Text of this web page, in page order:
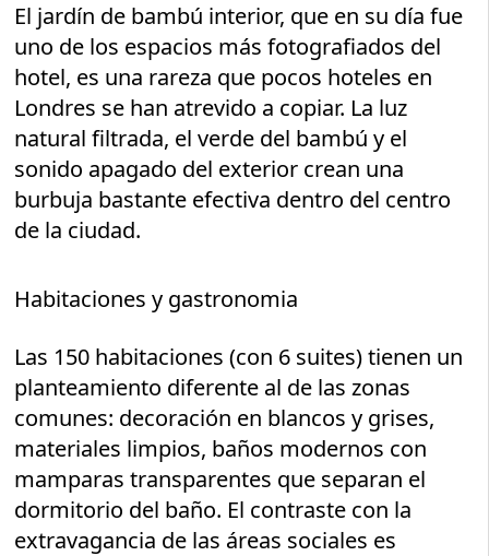
El jardín de bambú interior, que en su día fue
uno de los espacios más fotografiados del
hotel, es una rareza que pocos hoteles en
Londres se han atrevido a copiar. La luz
natural filtrada, el verde del bambú y el
sonido apagado del exterior crean una
burbuja bastante efectiva dentro del centro
de la ciudad.
Habitaciones y gastronomia
Las 150 habitaciones (con 6 suites) tienen un
planteamiento diferente al de las zonas
comunes: decoración en blancos y grises,
materiales limpios, baños modernos con
mamparas transparentes que separan el
dormitorio del baño. El contraste con la
extravagancia de las áreas sociales es